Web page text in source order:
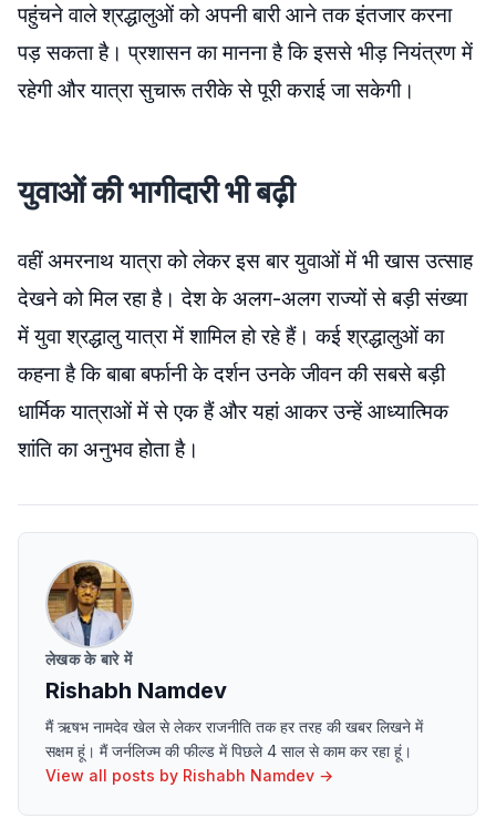
पहुंचने वाले श्रद्धालुओं को अपनी बारी आने तक इंतजार करना
पड़ सकता है। प्रशासन का मानना है कि इससे भीड़ नियंत्रण में
रहेगी और यात्रा सुचारू तरीके से पूरी कराई जा सकेगी।
युवाओं की भागीदारी भी बढ़ी
वहीं अमरनाथ यात्रा को लेकर इस बार युवाओं में भी खास उत्साह
देखने को मिल रहा है। देश के अलग-अलग राज्यों से बड़ी संख्या
में युवा श्रद्धालु यात्रा में शामिल हो रहे हैं। कई श्रद्धालुओं का
कहना है कि बाबा बर्फानी के दर्शन उनके जीवन की सबसे बड़ी
धार्मिक यात्राओं में से एक हैं और यहां आकर उन्हें आध्यात्मिक
शांति का अनुभव होता है।
लेखक के बारे में
Rishabh Namdev
मैं ऋषभ नामदेव खेल से लेकर राजनीति तक हर तरह की खबर लिखने में
सक्षम हूं। मैं जर्नलिज्म की फील्ड में पिछले 4 साल से काम कर रहा हूं।
View all posts by Rishabh Namdev →